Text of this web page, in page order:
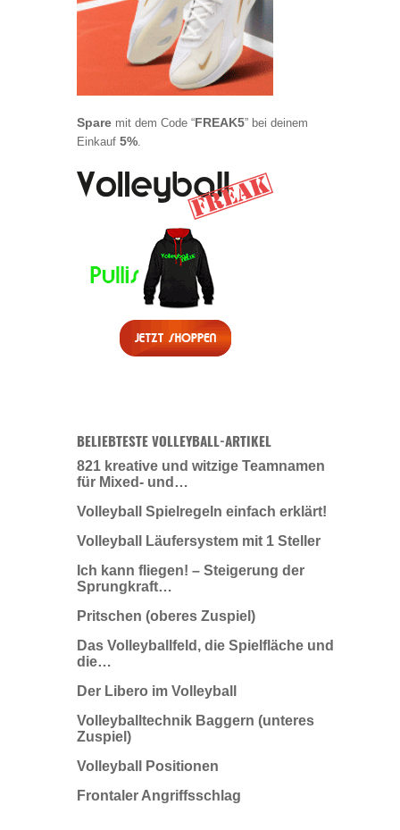
Spare mit dem Code “FREAK5” bei deinem
Einkauf 5%
BELIEBTESTE VOLLEYBALL-ARTIKEL
821 kreative und witzige Teamnamen
für Mixed- und…
Volleyball Spielregeln einfach erklärt!
Volleyball Läufersystem mit 1 Steller
Ich kann fliegen! – Steigerung der
Sprungkraft…
Pritschen (oberes Zuspiel)
Das Volleyballfeld, die Spielfläche und
die…
Der Libero im Volleyball
Volleyballtechnik Baggern (unteres
Zuspiel)
Volleyball Positionen
Frontaler Angriffsschlag